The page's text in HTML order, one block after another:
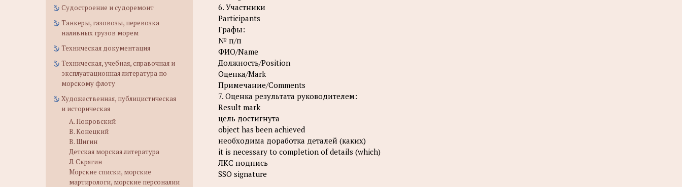
Судостроение и судоремонт
Танкеры, газовозы, перевозка
наливных грузов морем
Техническая документация
Техническая, учебная, справочная и
эксплуатационная литература по
морскому флоту
Художественная, публицистическая
и историческая
А. Покровский
В. Конецкий
В. Шигин
Детская морская литература
Л. Скрягин
Морские списки, морские
мартирологи, морские персоналии
6. Участники
Participants
Графы:
№ п/п
ФИО/Name
Должность/Position
Оценка/Mark
Примечание/Comments
7. Оценка результата руководителем:
Result mark
цель достигнута
object has been achieved
необходима доработка деталей (каких)
it is necessary to completion of details (which)
ЛКС подпись
SSO signature